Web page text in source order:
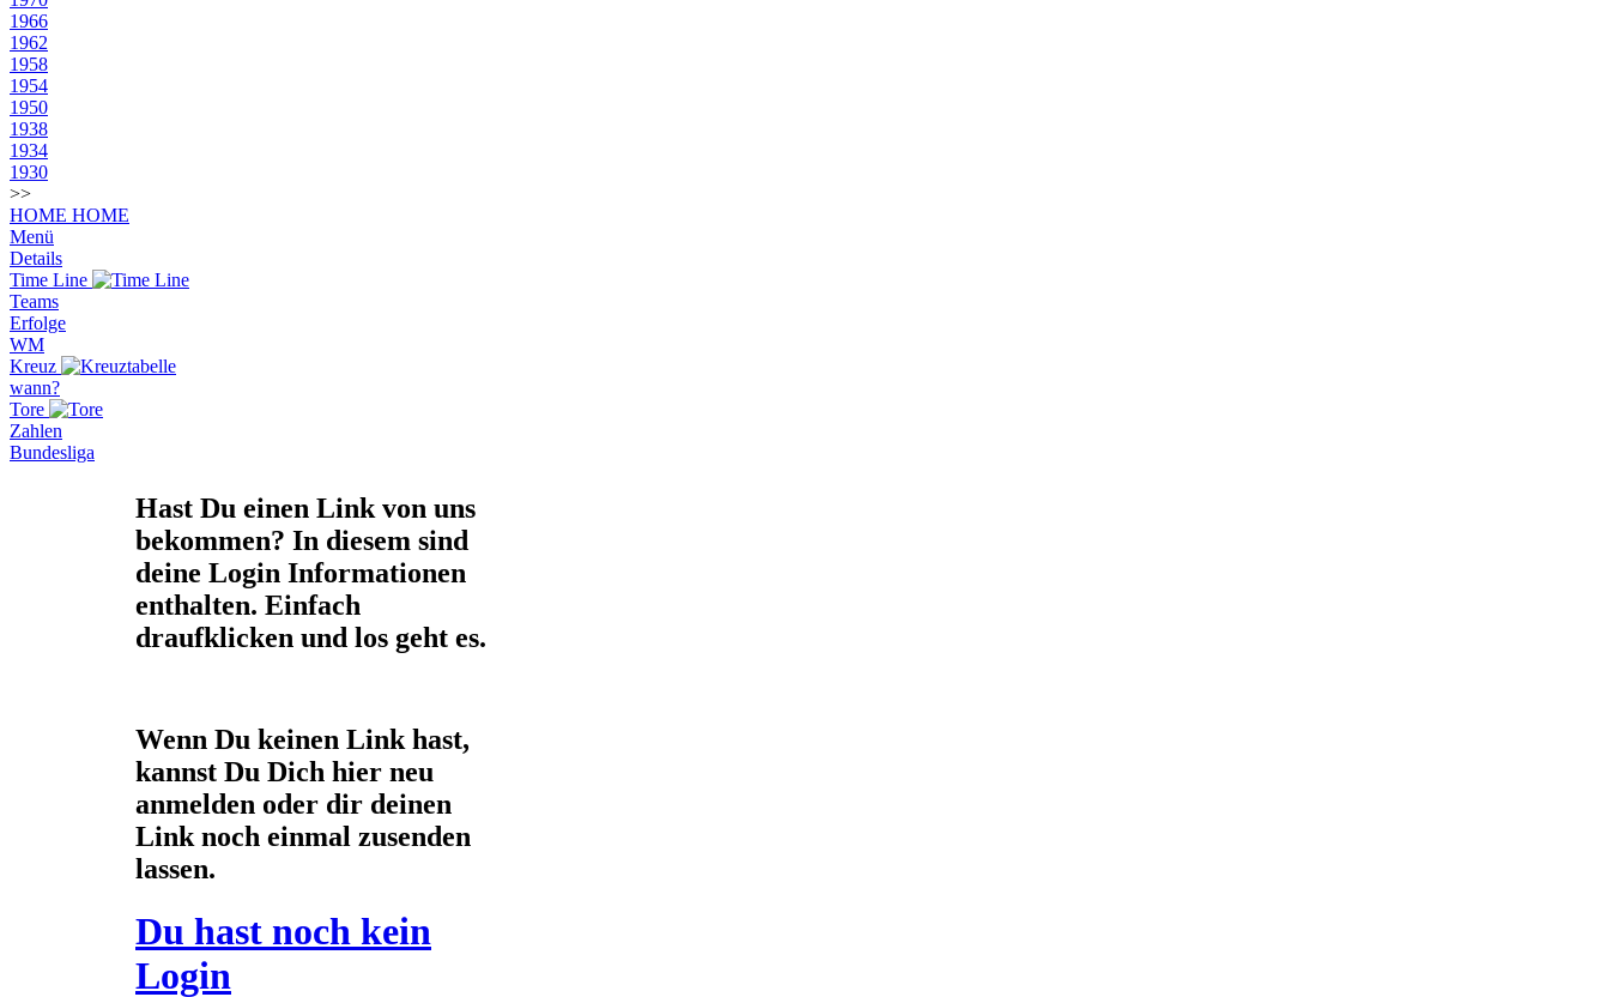
1966
1962
1958
1954
1950
1938
1934
1930
>>
HOME HOME
Menü
Details
Time Line
Teams
Erfolge
WM
Kreuz
wann?
Tore
Zahlen
Bundesliga
Hast Du einen Link von uns
bekommen? In diesem sind
deine Login Informationen
enthalten. Einfach
draufklicken und los geht es.
Wenn Du keinen Link hast,
kannst Du Dich hier neu
anmelden oder dir deinen
Link noch einmal zusenden
lassen.
Du hast noch kein
Login